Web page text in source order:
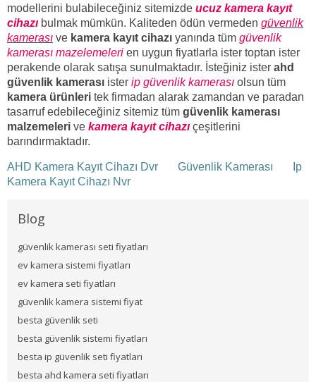
modellerini bulabileceğiniz sitemizde ucuz kamera kayıt
cihazı bulmak mümkün. Kaliteden ödün vermeden güvenlik
kamerası ve kamera kayıt cihazı yanında tüm güvenlik
kamerası mazelemeleri en uygun fiyatlarla ister toptan ister
perakende olarak satışa sunulmaktadır. İsteğiniz ister ahd
güvenlik kamerası ister ip güvenlik kamerası olsun tüm
kamera ürünleri tek firmadan alarak zamandan ve paradan
tasarruf edebileceğiniz sitemiz tüm güvenlik kamerası
malzemeleri ve kamera kayıt cihazı çeşitlerini
barındırmaktadır.
AHD Kamera Kayıt Cihazı Dvr Güvenlik Kamerası
Ip
Kamera Kayıt Cihazı Nvr
Blog
güvenlik kamerası seti fiyatları
ev kamera sistemi fiyatları
ev kamera seti fiyatları
güvenlik kamera sistemi fiyat
besta güvenlik seti
besta güvenlik sistemi fiyatları
besta ip güvenlik seti fiyatları
besta ahd kamera seti fiyatları